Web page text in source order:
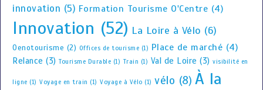
innovation (5) Formation Tourisme O'Centre (4)
Innovation (52) La Loire à Vélo (6)
Oenotourisme (2) Offices de tourisme (1) Place de marché (4)
Relance (3) Tourisme Durable (1) Train (1) Val de Loire (3) visibilité en
ligne (1) Voyage en train (1) Voyage à Vélo (1) vélo (8) À la